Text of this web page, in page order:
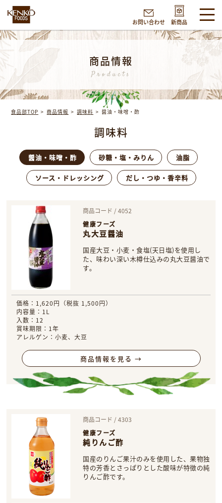
お問い合わせ 新商品
商品情報
Products
食品部TOP 商品情報 調味料 醤油・味噌・酢
調味料
醤油・味噌・酢 砂糖・塩・みりん 油脂
ソース・ドレッシング だし・つゆ・香辛料
商品コード / 4052
健康フーズ
丸大豆醤油
国産大豆・小麦・食塩(天日塩)を使用し
た、味わい深い木樽仕込みの丸大豆醤油で
す。
価格：1,620円（税抜 1,500円）
内容量：1L
入数：12
賞味期限：1年
アレルゲン：小麦、大豆
商品情報を見る →
商品コード / 4303
健康フーズ
純りんご酢
国産のりんご果汁のみを使用した、果物独
特の芳香とさっぱりとした酸味が特徴の純
りんご酢です。